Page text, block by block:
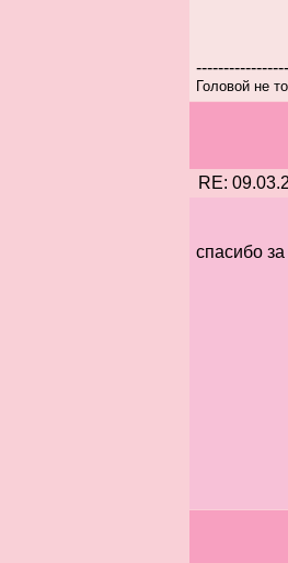
Головой не
RE:
спасибо